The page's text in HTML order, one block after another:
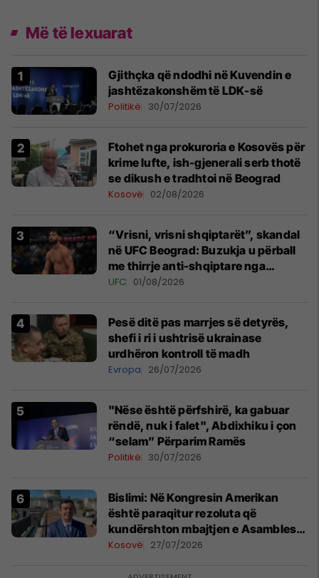
Më të lexuarat
Gjithçka që ndodhi në Kuvendin e
jashtëzakonshëm të LDK-së
Politikë 30/07/2026
Ftohet nga prokuroria e Kosovës për
krime lufte, ish-gjenerali serb thotë
se dikush e tradhtoi në Beograd
Kosovë 02/08/2026
“Vrisni, vrisni shqiptarët”, skandal
në UFC Beograd: Buzukja u përball
me thirrje anti-shqiptare nga
tribunat
UFC 01/08/2026
Pesë ditë pas marrjes së detyrës,
shefi i ri i ushtrisë ukrainase
urdhëron kontroll të madh
Evropa 26/07/2026
"Nëse është përfshirë, ka gabuar
rëndë, nuk i falet", Abdixhiku i çon
“selam” Përparim Ramës
Politikë 30/07/2026
Bislimi: Në Kongresin Amerikan
është paraqitur rezoluta që
kundërshton mbajtjen e Asamblesë
Parlamentare të OSBE-së në
Kosovë 27/07/2026